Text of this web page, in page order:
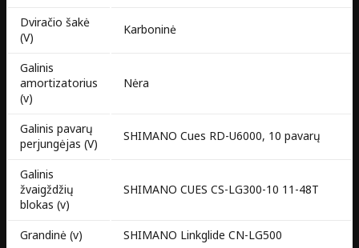
Dviračio šakė
(V)
Karboninė
Galinis
amortizatorius
(v)
Nėra
Galinis pavarų
perjungėjas (V)
SHIMANO Cues RD-U6000, 10 pavarų
Galinis
žvaigždžių
blokas (v)
SHIMANO CUES CS-LG300-10 11-48T
Grandinė (v)
SHIMANO Linkglide CN-LG500